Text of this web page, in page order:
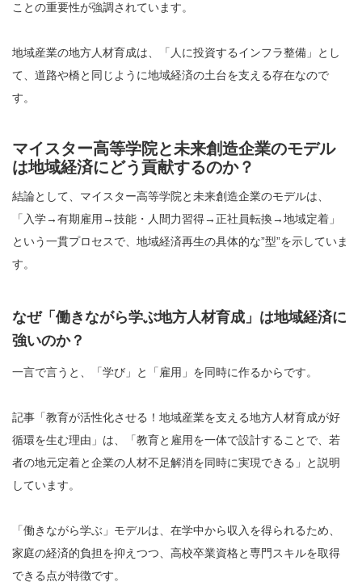
ことの重要性が強調されています。
地域産業の地方人材育成は、「人に投資するインフラ整備」とし
て、道路や橋と同じように地域経済の土台を支える存在なので
す。
マイスター高等学院と未来創造企業のモデル
は地域経済にどう貢献するのか？
結論として、マイスター高等学院と未来創造企業のモデルは、
「入学→有期雇用→技能・人間力習得→正社員転換→地域定着」
という一貫プロセスで、地域経済再生の具体的な”型”を示していま
す。
なぜ「働きながら学ぶ地方人材育成」は地域経済に
強いのか？
一言で言うと、「学び」と「雇用」を同時に作るからです。
記事「教育が活性化させる！地域産業を支える地方人材育成が好
循環を生む理由」は、「教育と雇用を一体で設計することで、若
者の地元定着と企業の人材不足解消を同時に実現できる」と説明
しています。
「働きながら学ぶ」モデルは、在学中から収入を得られるため、
家庭の経済的負担を抑えつつ、高校卒業資格と専門スキルを取得
できる点が特徴です。